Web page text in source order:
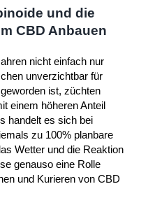
und die
CBD Anbauen
nicht einfach nur
unverzichtbar für
ist, züchten
einem höheren Anteil
handelt es sich bei
zu 100% planbare
Wetter und die Reaktion
genauso eine Rolle
und Kurieren von CBD